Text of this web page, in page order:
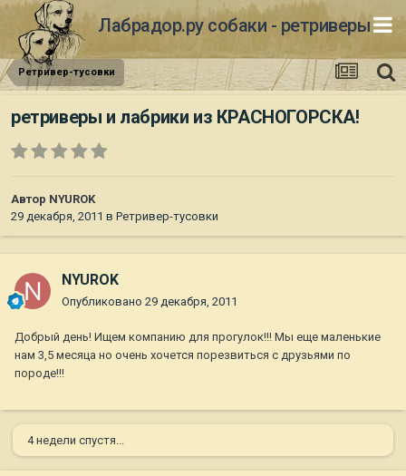
Лабрадор.ру собаки - ретриверы
Ретривер-тусовки
ретриверы и лабрики из КРАСНОГОРСКА!
Автор NYUROK
29 декабря, 2011 в Ретривер-тусовки
NYUROK
Опубликовано 29 декабря, 2011
Добрый день! Ищем компанию для прогулок!!! Мы еще маленькие
нам 3,5 месяца но очень хочется порезвиться с друзьями по
породе!!!
4 недели спустя...